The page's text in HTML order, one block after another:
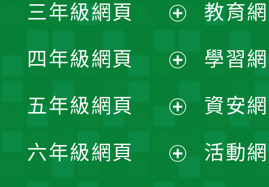
選
單
開
選
單
三年級網頁
開
選
單
四年級網頁
開
選
五年級網頁
開
六年級網頁
教育
學習
資安
活動